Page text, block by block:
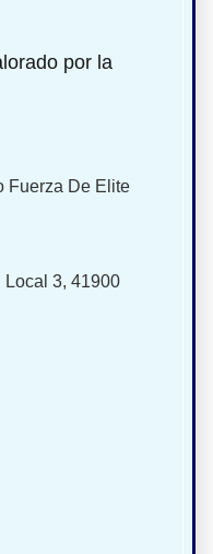
por la
Fuerza De Elite
Local 3, 41900